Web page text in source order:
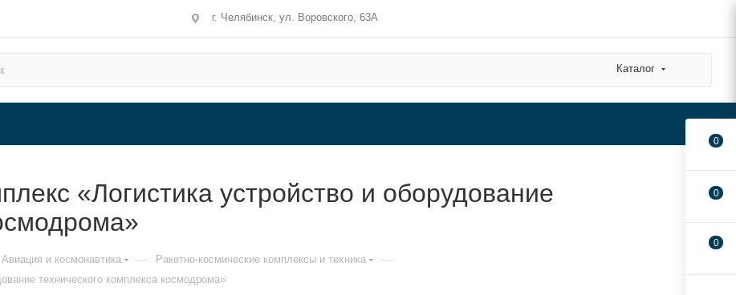
г. Челябинск, ул. Воровского, 63А
Каталог
«Логистика устройство и оборудование
Авиация и космонавтика — Ракетно-космические комплексы и техника —
технического комплекса космодрома»
0
0
0